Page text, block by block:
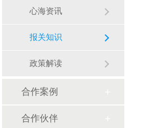
心海资讯
报关知识
政策解读
合作案例
合作伙伴